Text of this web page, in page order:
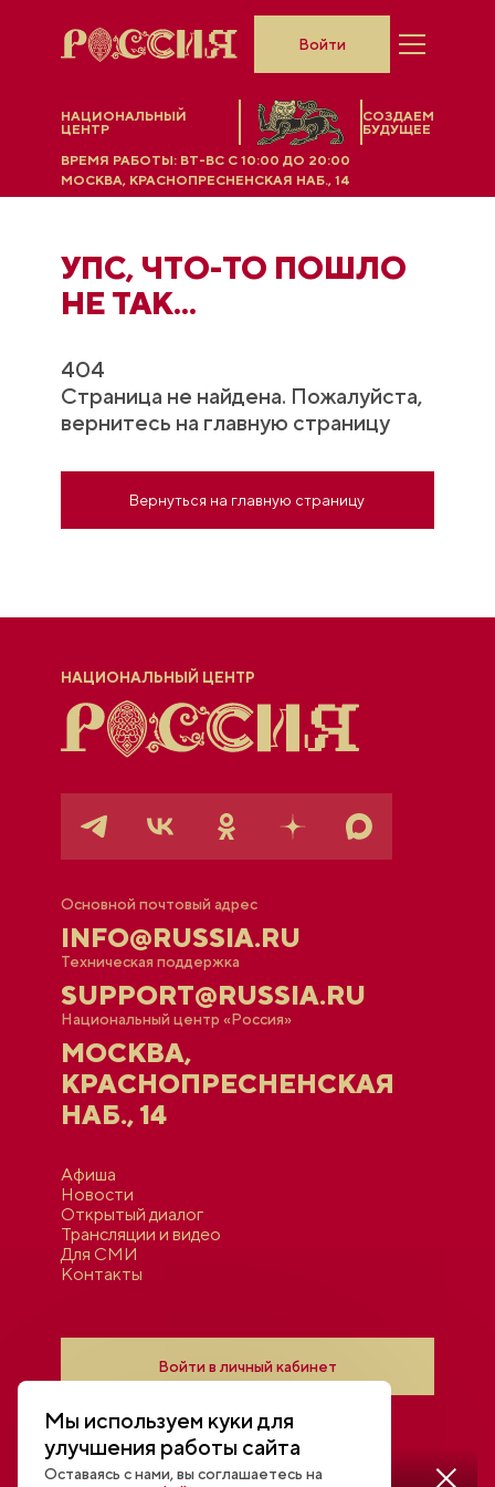
НАЦИОНАЛЬНЫЙ
ЦЕНТР
СОЗДАЕМ
БУДУЩЕЕ
ВРЕМЯ РАБОТЫ: ВТ-ВС C 10:00 ДО 20:00
МОСКВА, КРАСНОПРЕСНЕНСКАЯ НАБ., 14
Войти
УПС, ЧТO-ТО ПОШЛО
НЕ ТАК...
404
Страница не найдена. Пожалуйста,
вернитесь на главную страницу
Вернуться на главную страницу
Смотреть
НАЦИОНАЛЬНЫЙ ЦЕНТР
Основной почтовый адрес
INFO@RUSSIA.RU
Техническая поддержка
SUPPORT@RUSSIA.RU
Национальный центр «Россия»
МОСКВА,
КРАСНОПРЕСНЕНСКАЯ
НАБ., 14
Афиша
Новости
Открытый диалог
Трансляции и видео
Для СМИ
Контакты
Войти в личный кабинет
Мы используем куки для
улучшения работы сайта
Оставаясь с нами, вы соглашаетесь на